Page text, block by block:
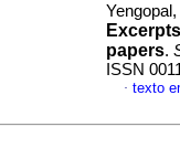
papers.
ISSN
· texto